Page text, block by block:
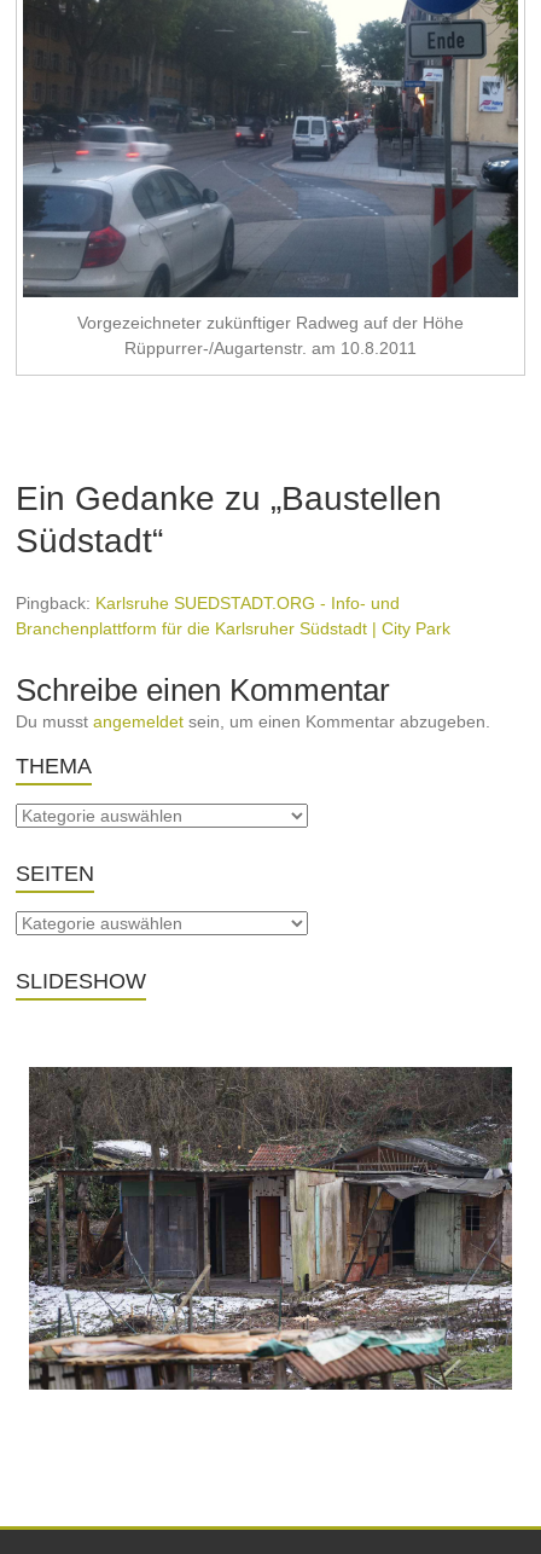
Vorgezeichneter zukünftiger Radweg auf der Höhe
Rüppurrer-/Augartenstr. am 10.8.2011
Ein Gedanke zu „Baustellen
Südstadt“
Pingback: Karlsruhe SUEDSTADT.ORG - Info- und
Branchenplattform für die Karlsruher Südstadt | City Park
Schreibe einen Kommentar
Du musstangemeldet sein, um einen Kommentar abzugeben.
THEMA
SEITEN
SLIDESHOW